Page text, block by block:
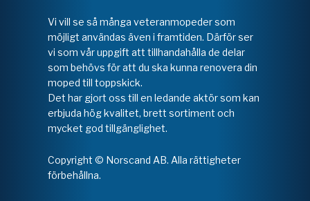
Vi vill se så många veteranmopeder som
möjligt användas även i framtiden. Därför ser
vi som vår uppgift att tillhandahålla de delar
som behövs för att du ska kunna renovera din
moped till toppskick.
Det har gjort oss till en ledande aktör som kan
erbjuda hög kvalitet, brett sortiment och
mycket god tillgänglighet.
Copyright © Norscand AB. Alla rättigheter
förbehållna.